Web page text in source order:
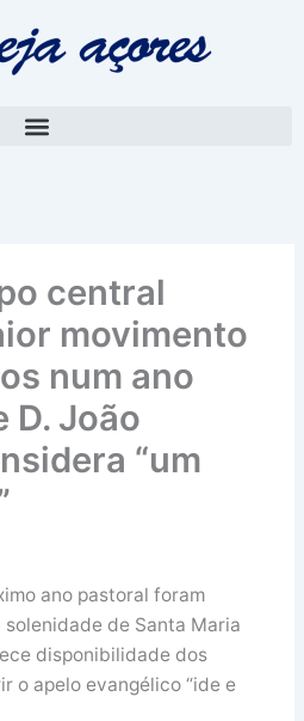
central
movimento
num ano
D. João
“um
ano pastoral foram
de Santa Maria
disponibilidade dos
o apelo evangélico “ide e